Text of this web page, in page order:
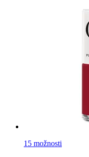
15 možnosti